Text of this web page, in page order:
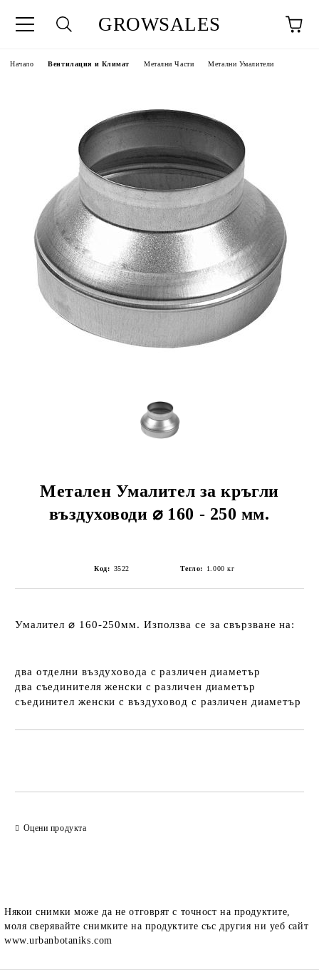
GROWSALES
Начало Вентилация и Климат Метални Части Метални Умалители
Метален Умалител за кръгли
въздуховоди ⌀ 160 - 250 мм.
Код: 3522 Тегло: 1.000 кг
Умалител ⌀ 160-250мм. Използва се за свързване на:
два отделни въздуховода с различен диаметър
два съединителя женски с различен диаметър
съединител женски с въздуховод с различен диаметър
Оцени продукта
Някои снимки може да не отговрят с точност на продуктите,
моля сверявайте снимките на продуктите със другия ни уеб сайт
www.urbanbotaniks.com